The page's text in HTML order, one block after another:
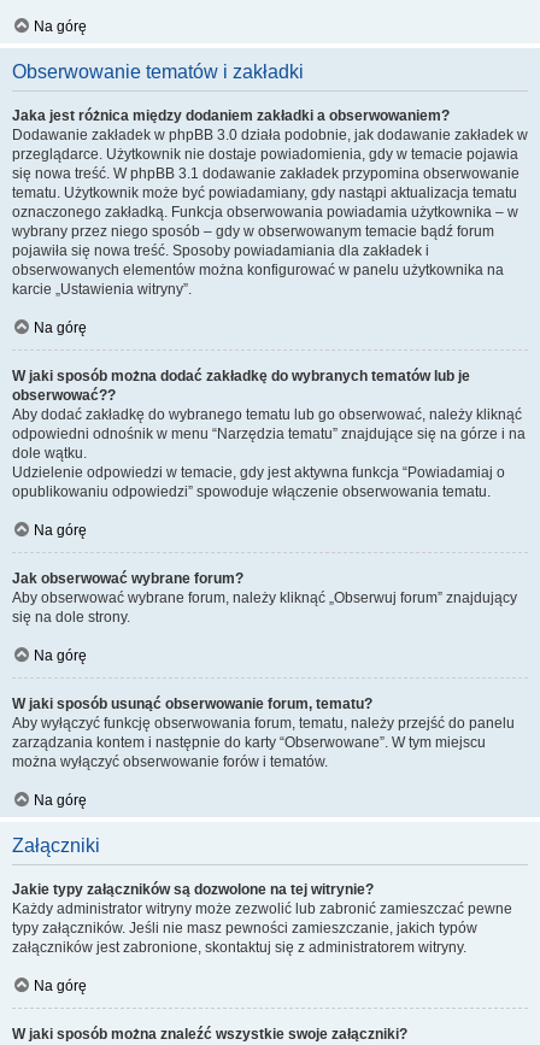
Na górę
Obserwowanie tematów i zakładki
Jaka jest różnica między dodaniem zakładki a obserwowaniem?
Dodawanie zakładek w phpBB 3.0 działa podobnie, jak dodawanie zakładek w
przeglądarce. Użytkownik nie dostaje powiadomienia, gdy w temacie pojawia
się nowa treść. W phpBB 3.1 dodawanie zakładek przypomina obserwowanie
tematu. Użytkownik może być powiadamiany, gdy nastąpi aktualizacja tematu
oznaczonego zakładką. Funkcja obserwowania powiadamia użytkownika – w
wybrany przez niego sposób – gdy w obserwowanym temacie bądź forum
pojawiła się nowa treść. Sposoby powiadamiania dla zakładek i
obserwowanych elementów można konfigurować w panelu użytkownika na
karcie „Ustawienia witryny”.
Na górę
W jaki sposób można dodać zakładkę do wybranych tematów lub je
obserwować??
Aby dodać zakładkę do wybranego tematu lub go obserwować, należy kliknąć
odpowiedni odnośnik w menu “Narzędzia tematu” znajdujące się na górze i na
dole wątku.
Udzielenie odpowiedzi w temacie, gdy jest aktywna funkcja “Powiadamiaj o
opublikowaniu odpowiedzi” spowoduje włączenie obserwowania tematu.
Na górę
Jak obserwować wybrane forum?
Aby obserwować wybrane forum, należy kliknąć „Obserwuj forum” znajdujący
się na dole strony.
Na górę
W jaki sposób usunąć obserwowanie forum, tematu?
Aby wyłączyć funkcję obserwowania forum, tematu, należy przejść do panelu
zarządzania kontem i następnie do karty “Obserwowane”. W tym miejscu
można wyłączyć obserwowanie forów i tematów.
Na górę
Załączniki
Jakie typy załączników są dozwolone na tej witrynie?
Każdy administrator witryny może zezwolić lub zabronić zamieszczać pewne
typy załączników. Jeśli nie masz pewności zamieszczanie, jakich typów
załączników jest zabronione, skontaktuj się z administratorem witryny.
Na górę
W jaki sposób można znaleźć wszystkie swoje załączniki?